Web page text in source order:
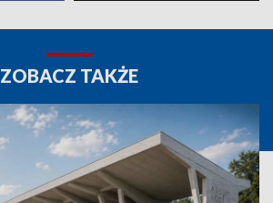
ZOBACZ TAKŻE